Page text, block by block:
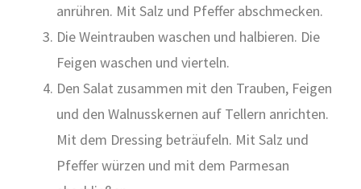
anrüh­ren. Mit Salz und Pfef­fer abschme­cken.
Die Wein­trau­ben waschen und hal­bie­ren. Die
Fei­gen waschen und vier­teln.
Den Salat zusam­men mit den Trau­ben, Fei­gen
und den Wal­nuss­ker­nen auf Tel­lern anrich­ten.
Mit dem Dres­sing beträu­feln. Mit Salz und
Pfef­fer wür­zen und mit dem Par­me­san